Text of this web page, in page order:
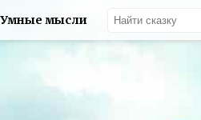
Умные мысли